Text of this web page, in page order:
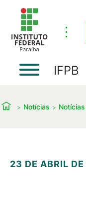
⋮
IFPB
Notícias
23 DE ABRIL